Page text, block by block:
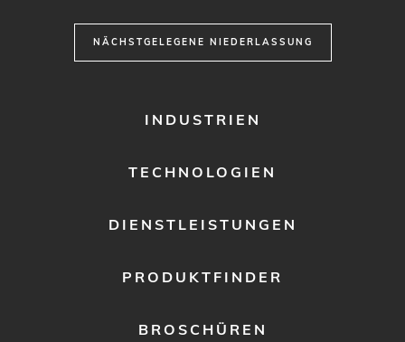
NÄCHSTGELEGENE NIEDERLASSUNG
INDUSTRIEN
TECHNOLOGIEN
DIENSTLEISTUNGEN
PRODUKTFINDER
BROSCHÜREN